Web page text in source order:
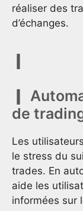
réaliser des
d’échanges.
de
Les
le stress du
trades. En
aide les
informées sur